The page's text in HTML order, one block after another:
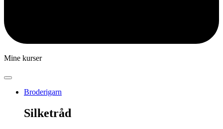
Mine kurser
Broderigarn
Silketråd